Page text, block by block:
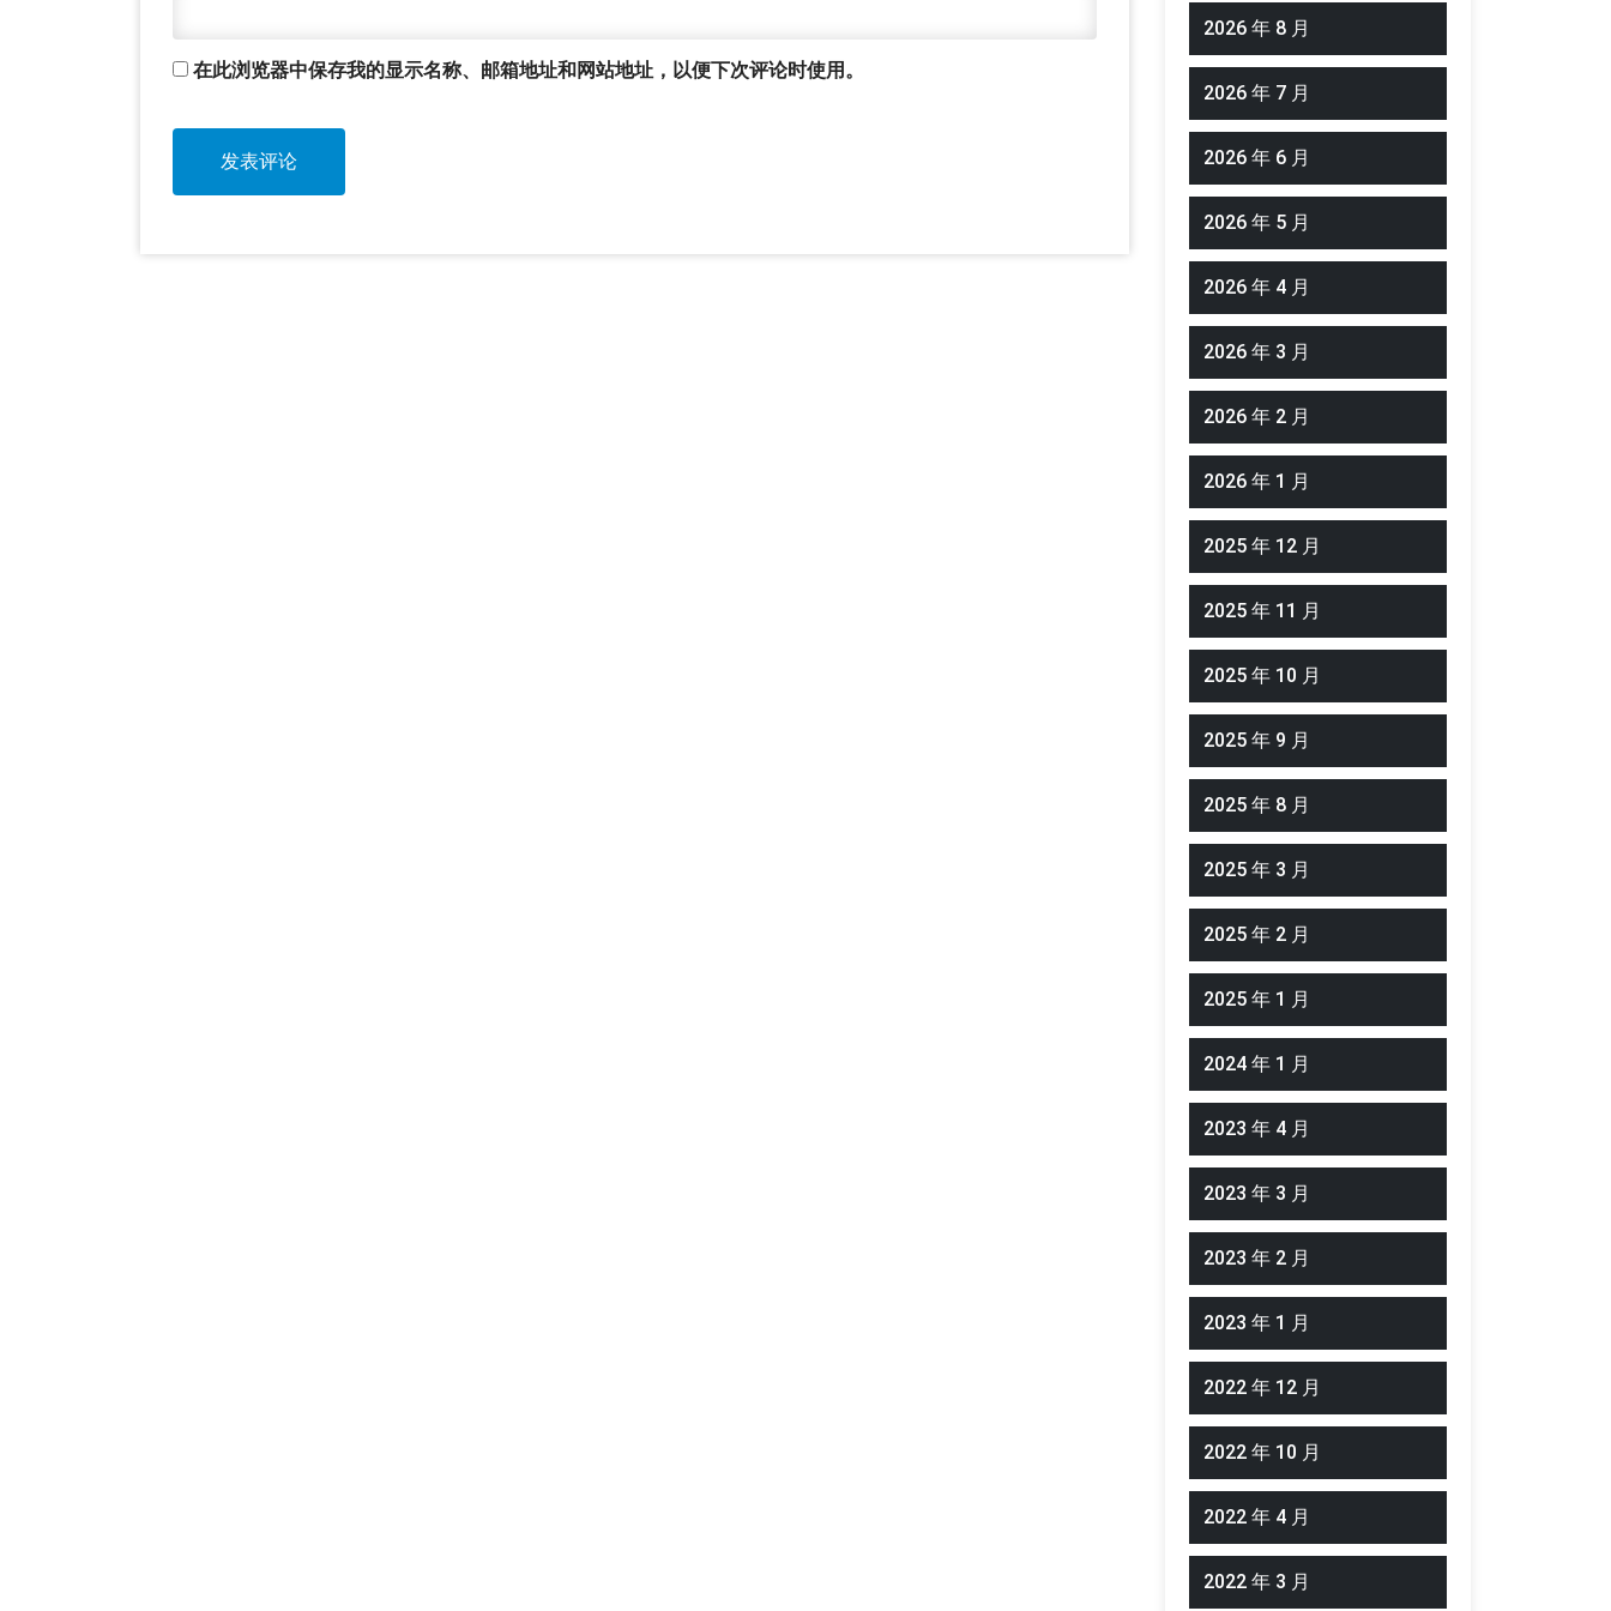
在此浏览器中保存我的显示名称、邮箱地址和网站地址，以便下次评论时使用。
2026 年 8 月
2026 年 7 月
2026 年 6 月
2026 年 5 月
2026 年 4 月
2026 年 3 月
2026 年 2 月
2026 年 1 月
2025 年 12 月
2025 年 11 月
2025 年 10 月
2025 年 9 月
2025 年 8 月
2025 年 3 月
2025 年 2 月
2025 年 1 月
2024 年 1 月
2023 年 4 月
2023 年 3 月
2023 年 2 月
2023 年 1 月
2022 年 12 月
2022 年 10 月
2022 年 4 月
2022 年 3 月